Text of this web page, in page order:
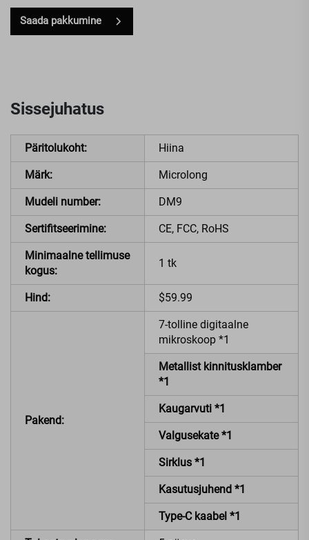
Saada pakkumine
Sissejuhatus
Päritolukoht: Hiina
Märk: Microlong
Mudeli number: DM9
Sertifitseerimine: CE, FCC, RoHS
Minimaalne tellimuse
kogus:
1 tk
Hind: $59.99
Pakend:
7-tolline digitaalne
mikroskoop *1
Metallist kinnitusklamber
*1
Kaugarvuti *1
Valgusekate *1
Sirklus *1
Kasutusjuhend *1
Type-C kaabel *1